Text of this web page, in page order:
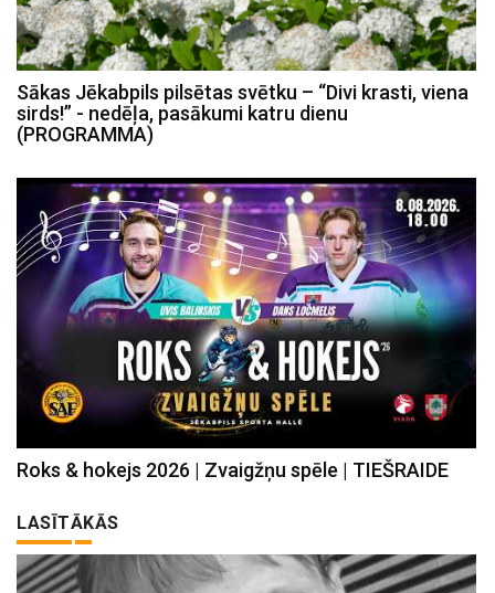
Sākas Jēkabpils pilsētas svētku – “Divi krasti, viena
sirds!” - nedēļa, pasākumi katru dienu
(PROGRAMMA)
Roks & hokejs 2026 | Zvaigžņu spēle | TIEŠRAIDE
LASĪTĀKĀS